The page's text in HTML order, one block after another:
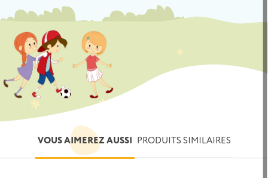
VOUS AIMEREZ AUSSI PRODUITS SIMILAIRES